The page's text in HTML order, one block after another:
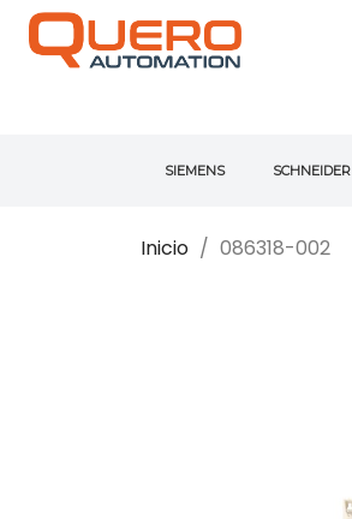
SIEMENS SCHNEIDER
Inicio 086318-002